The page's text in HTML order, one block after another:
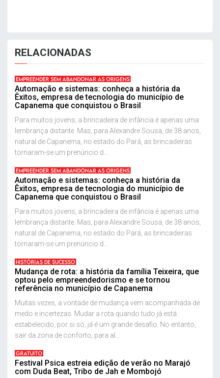
RELACIONADAS
EMPREENDER SEM ABANDONAR AS ORIGENS
Automação e sistemas: conheça a história da
Êxitos, empresa de tecnologia do município de
Capanema que conquistou o Brasil
Para muitos jovens, a brincadeira de infância é apenas uma
lembrança distante. Mas, para Alexandre Sousa, de 38 anos,
natural de Capanema, no estado do Pará, as brincadeiras
tornaram-se um prenúncio d...
EMPREENDER SEM ABANDONAR AS ORIGENS
Automação e sistemas: conheça a história da
Êxitos, empresa de tecnologia do município de
Capanema que conquistou o Brasil
Para muitos jovens, a brincadeira de infância é apenas uma
lembrança distante. Mas, para Alexandre Sousa, de 38 anos,
natural de Capanema, no estado do Pará, as brincadeiras
tornaram-se um prenúncio d...
HISTÓRIAS DE SUCESSO
Mudança de rota: a história da família Teixeira, que
optou pelo empreendedorismo e se tornou
referência no município de Capanema
Muitas vezes, a vontade de mudança vem acompanhada de
medo e incertezas. Mudar a rota quando tudo já está
estabelecido, por si só, já é um grande desafio. No entanto,
sair da zona de conforto, para al...
GRATUITO
Festival Psica estreia edição de verão no Marajó
com Duda Beat, Tribo de Jah e Mombojó